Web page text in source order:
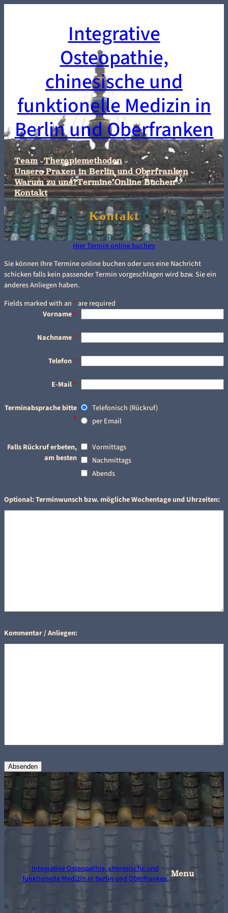
Integrative
Osteopathie,
chinesische und
funktionelle Medizin in
Berlin und Oberfranken
Team
Therapiemethoden
Unsere Praxen in Berlin und Oberfranken
Warum zu uns?Termine Online Buchen
Kontakt
Kontakt
Hier Termin online buchen
Sie können Ihre Termine online buchen oder uns eine Nachricht
schicken falls kein passender Termin vorgeschlagen wird bzw. Sie ein
anderes Anliegen haben.
Fields marked with an *are required
Vorname*
Nachname*
Telefon*
E-Mail*
Terminabsprache bitte
*
Telefonisch (Rückruf)
per Email
Falls Rückruf erbeten,
am besten
Vormittags
Nachmittags
Abends
Optional: Terminwunsch bzw. mögliche Wochentage und Uhrzeiten:
Kommentar / Anliegen:
Integrative Osteopathie, chinesische und
funktionelle Medizin in Berlin und Oberfranken Menu